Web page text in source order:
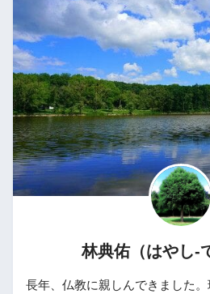
林典佑（はやし-
長年、仏教に親しんできました